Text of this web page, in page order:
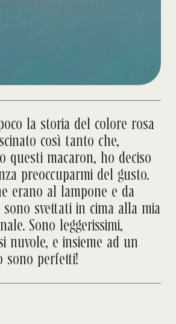
la storia del colore rosa
così tanto che,
questi macaron, ho deciso
preoccuparmi del gusto.
erano al lampone e da
svettati in cima alla mia
Sono leggerissimi,
nuvole, e insieme ad un
sono perfetti!